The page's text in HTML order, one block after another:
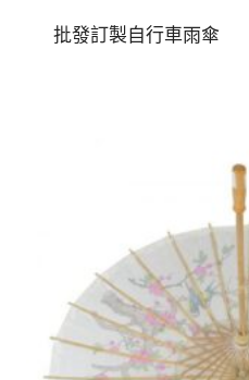
批發訂製自行車雨傘